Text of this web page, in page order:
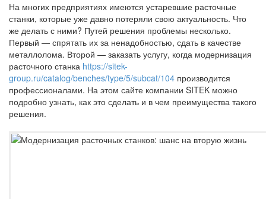
На многих предприятиях имеются устаревшие расточные
станки, которые уже давно потеряли свою актуальность. Что
же делать с ними? Путей решения проблемы несколько.
Первый — спрятать их за ненадобностью, сдать в качестве
металлолома. Второй — заказать услугу, когда модернизация
расточного станка https://sitek-
group.ru/catalog/benches/type/5/subcat/104 производится
профессионалами. На этом сайте компании SITEK можно
подробно узнать, как это сделать и в чем преимущества такого
решения.